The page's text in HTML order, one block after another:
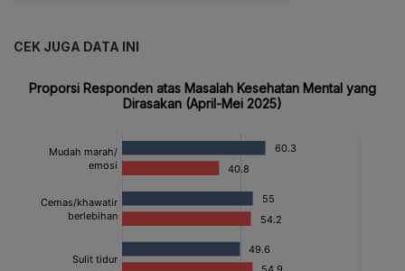
CEK JUGA DATA INI